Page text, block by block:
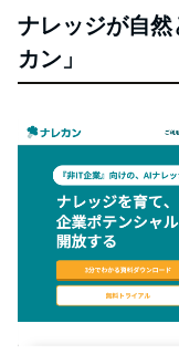
ナレッジが自
カン」